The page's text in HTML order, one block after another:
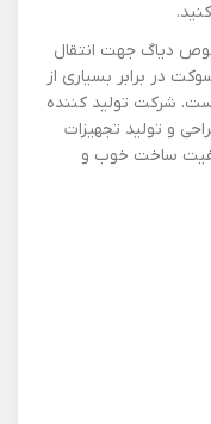
مخصوص دیاگ جهت انتقال
در برابر بسیاری از
شرکت تولید کننده
و تولید تجهیزات
ساخت خوب و